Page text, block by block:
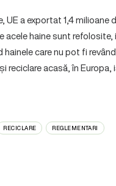
a exportat 1,4
haine sunt refolosite,
care nu pot fi
reciclare acasă, în
RECICLARE REGLEMENTARI